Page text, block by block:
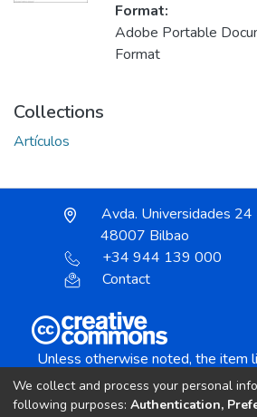
Format:
Adobe Portable
Format
Collections
Artículos
Avda. Universidades 24
48007 Bilbao
+34 944 139 000
Contact
Unless otherwise noted, the item
Creative Commons
We collect and process your personal
following purposes: Authentication,